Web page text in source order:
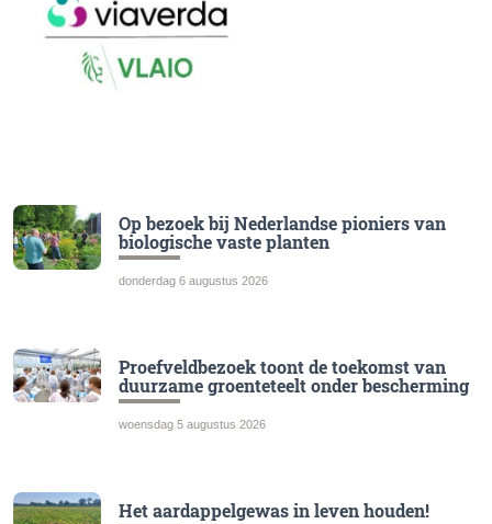
Op bezoek bij Nederlandse pioniers van
biologische vaste planten
donderdag 6 augustus 2026
Proefveldbezoek toont de toekomst van
duurzame groenteteelt onder bescherming
woensdag 5 augustus 2026
Het aardappelgewas in leven houden!